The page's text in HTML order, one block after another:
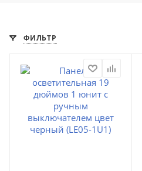
ФИЛЬТР